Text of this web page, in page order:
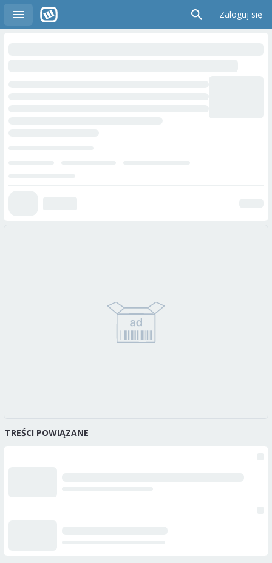
Zaloguj się
TREŚCI POWIĄZANE